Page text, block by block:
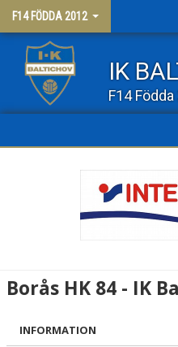
F14 FÖDDA 2012
IK
F14
BILDGALLERI
Borås HK 84 - IK
INFORMATION